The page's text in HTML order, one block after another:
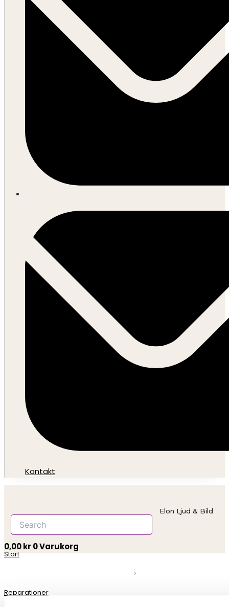
Kontakt
Elon Ljud & Bild
0,00kr 0Varukorg
Start
Reparationer